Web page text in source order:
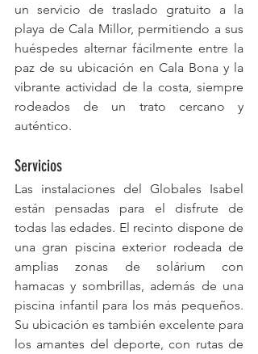
un servicio de traslado gratuito a la
playa de Cala Millor, permitiendo a sus
huéspedes alternar fácilmente entre la
paz de su ubicación en Cala Bona y la
vibrante actividad de la costa, siempre
rodeados de un trato cercano y
auténtico.
Servicios
Las instalaciones del Globales Isabel
están pensadas para el disfrute de
todas las edades. El recinto dispone de
una gran piscina exterior rodeada de
amplias zonas de solárium con
hamacas y sombrillas, además de una
piscina infantil para los más pequeños.
Su ubicación es también excelente para
los amantes del deporte, con rutas de